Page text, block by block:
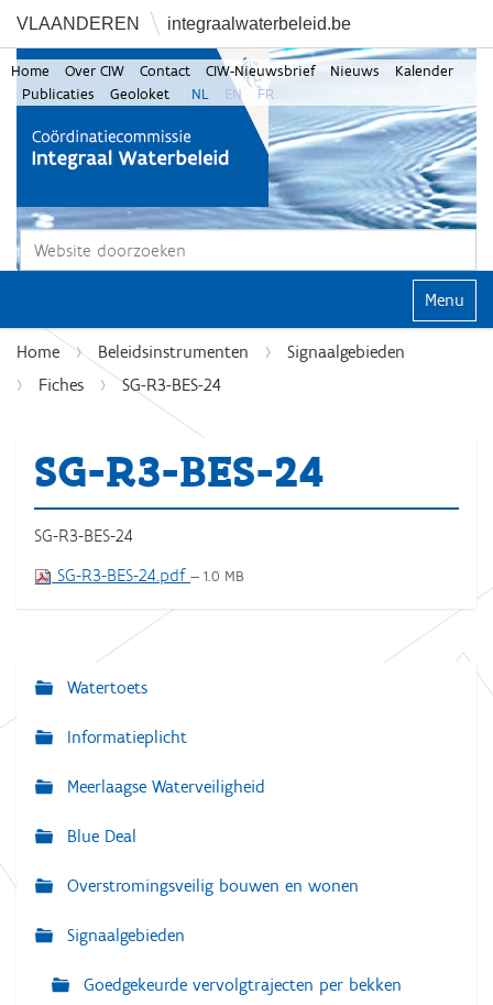
VLAANDEREN integraalwaterbeleid.be
Zoek
Home Over CIW Contact CIW-Nieuwsbrief Nieuws
Kalender
Publicaties
Geoloket NL EN FR
Klap
Home Beleidsinstrumenten
Signaalgebieden
Fiches
SG-R3-BES-24
SG-R3-BES-24
SG-R3-BES-24
SG-R3-BES-24.pdf — 1.0 MB
N
a
i
g
t
Watertoets
Informatieplicht
Meerlaagse Waterveiligheid
Blue Deal
Overstromingsveilig bouwen en wonen
Signaalgebieden
Goedgekeurde vervolgtrajecten per bekken